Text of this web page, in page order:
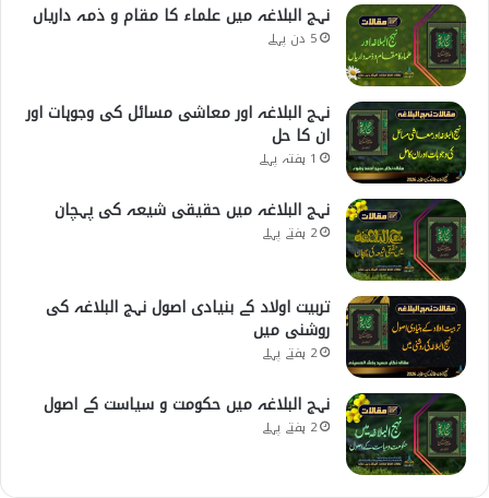
نہج البلاغہ میں علماء کا مقام و ذمہ داریاں
5 دن پہلے
نہج البلاغہ اور معاشی مسائل کی وجوہات اور
ان کا حل
1 ہفتہ پہلے
نہج البلاغہ میں حقیقی شیعہ کی پہچان
2 ہفتے پہلے
تربیت اولاد کے بنیادی اصول نہج البلاغہ کی
روشنی میں
2 ہفتے پہلے
نہج البلاغہ میں حکومت و سیاست کے اصول
2 ہفتے پہلے